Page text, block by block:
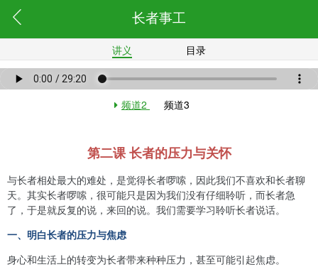
长者事工
讲义 目录
频道2 频道3
第二课 长者的压力与关怀
与长者相处最大的难处，是觉得长者啰嗦，因此我们不喜欢和长者聊
天。其实长者啰嗦，很可能只是因为我们没有仔细聆听，而长者急
了，于是就反复的说，来回的说。我们需要学习聆听长者说话。
一、明白长者的压力与焦虑
身心和生活上的转变为长者带来种种压力，甚至可能引起焦虑。